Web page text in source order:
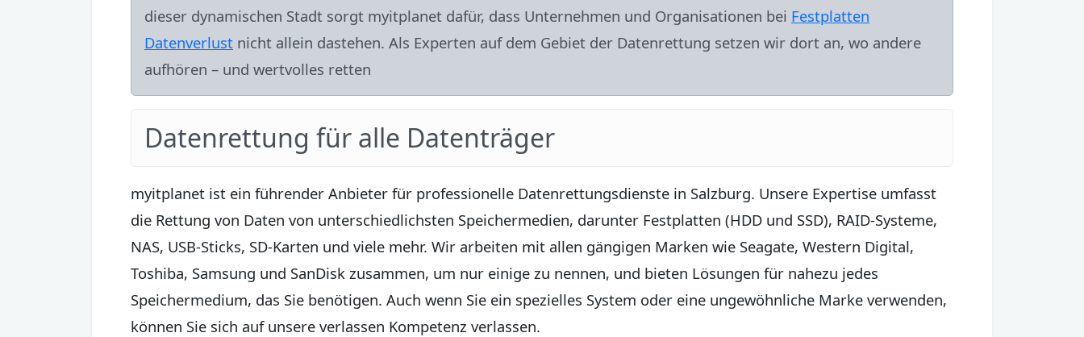
dieser dynamischen Stadt sorgt myitplanet dafür, dass Unternehmen und Organisationen bei Festplatten
Datenverlust nicht allein dastehen. Als Experten auf dem Gebiet der Datenrettung setzen wir dort an, wo andere
aufhören – und wertvolles retten
Datenrettung für alle Datenträger
myitplanet ist ein führender Anbieter für professionelle Datenrettungsdienste in Salzburg. Unsere Expertise umfasst
die Rettung von Daten von unterschiedlichsten Speichermedien, darunter Festplatten (HDD und SSD), RAID-Systeme,
NAS, USB-Sticks, SD-Karten und viele mehr. Wir arbeiten mit allen gängigen Marken wie Seagate, Western Digital,
Toshiba, Samsung und SanDisk zusammen, um nur einige zu nennen, und bieten Lösungen für nahezu jedes
Speichermedium, das Sie benötigen. Auch wenn Sie ein spezielles System oder eine ungewöhnliche Marke verwenden,
können Sie sich auf unsere verlassen Kompetenz verlassen.